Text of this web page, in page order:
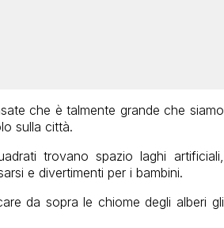
che è talmente grande che siamo
sulla città.
trovano spazio laghi artificiali,
e divertimenti per i bambini.
da sopra le chiome degli alberi gli